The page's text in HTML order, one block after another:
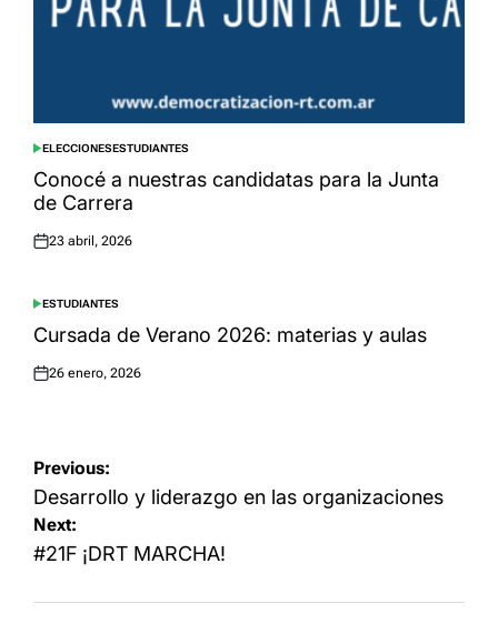
POSTED
IN
ELECCIONESESTUDIANTES
Conocé a nuestras candidatas para la Junta
de Carrera
Posted
23 abril, 2026
POSTED
IN
ESTUDIANTES
Cursada de Verano 2026: materias y aulas
Posted
26 enero, 2026
Navegación
de
entradas
Previous:
Desarrollo y liderazgo en las organizaciones
Next:
#21F ¡DRT MARCHA!